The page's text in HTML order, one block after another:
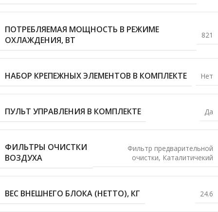
ПОТРЕБЛЯЕМАЯ МОЩНОСТЬ В РЕЖИМЕ
ОХЛАЖДЕНИЯ, ВТ
821
НАБОР КРЕПЕЖНЫХ ЭЛЕМЕНТОВ В КОМПЛЕКТЕ Нет
ПУЛЬТ УПРАВЛЕНИЯ В КОМПЛЕКТЕ Да
ФИЛЬТРЫ ОЧИСТКИ
ВОЗДУХА
Фильтр предварительной
очистки, Каталитичекий
ВЕС ВНЕШНЕГО БЛОКА (НЕТТО), КГ 24.6